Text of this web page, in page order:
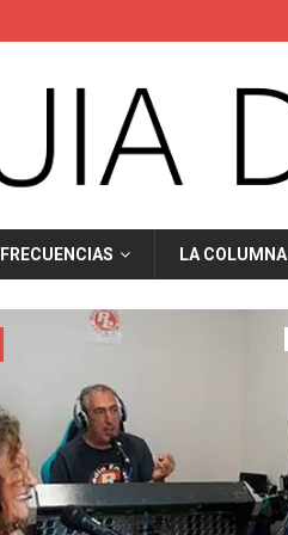
FRECUENCIAS LA COLUMNA